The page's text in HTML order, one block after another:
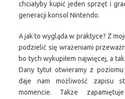
chciałyby kupić jeden sprzęt i
generacji konsol Nintendo.
A jak to wygląda w praktyce? Z
podzielić się wrażeniami
bo tych wykupiłem najwięcej, a
Dany tytuł otwieramy z
daje nam możliwość zapisu
momencie. Także